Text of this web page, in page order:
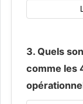
3. Quels
comme les